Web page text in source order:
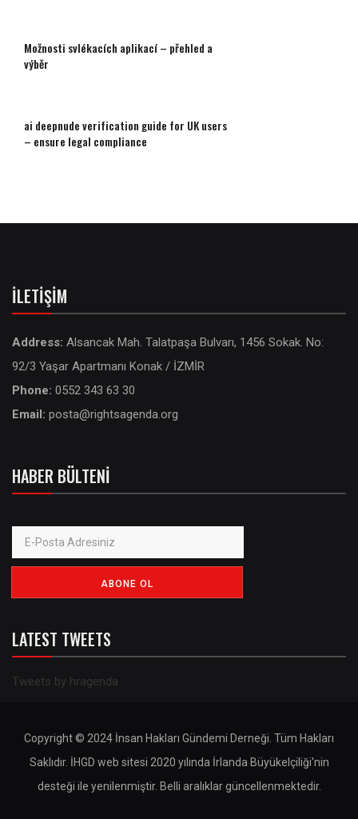
Možnosti svlékacích aplikací – přehled a
výběr
ai deepnude verification guide for UK users
– ensure legal compliance
İLETIŞIM
Address: Alsancak Mah. Talatpaşa Bulvarı, 1456 Sokak. No:
92/3 Yaşar Apartmanı Konak / İZMİR
Phone: 0552 343 63 30
Email: posta@rightsagenda.org
HABER BÜLTENI
LATEST TWEETS
Tweets by hragenda
Copyright © 2024 İnsan Hakları Gündemi Derneği. Tüm Hakları
Saklıdır. İHGD web sitesi 2020 yılında İrlanda Büyükelçiliği'nin
desteği ile yenilenmiştir. Belli aralıklar güncellenmektedir.